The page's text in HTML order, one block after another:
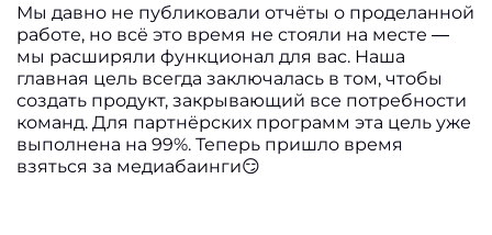
Мы давно не публиковали отчёты о проделанной
работе, но всё это время не стояли на месте —
мы расширяли функционал для вас. Наша
главная цель всегда заключалась в том, чтобы
создать продукт, закрывающий все потребности
команд. Для партнёрских программ эта цель уже
выполнена на 99%. Теперь пришло время
взяться за медиабаинги😏